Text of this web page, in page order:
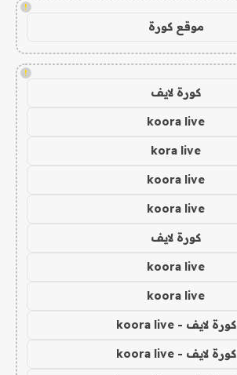
!
موقع كورة
!
كورة لايف
koora live
kora live
koora live
koora live
كورة لايف
koora live
koora live
كورة لايف - koora live
كورة لايف - koora live